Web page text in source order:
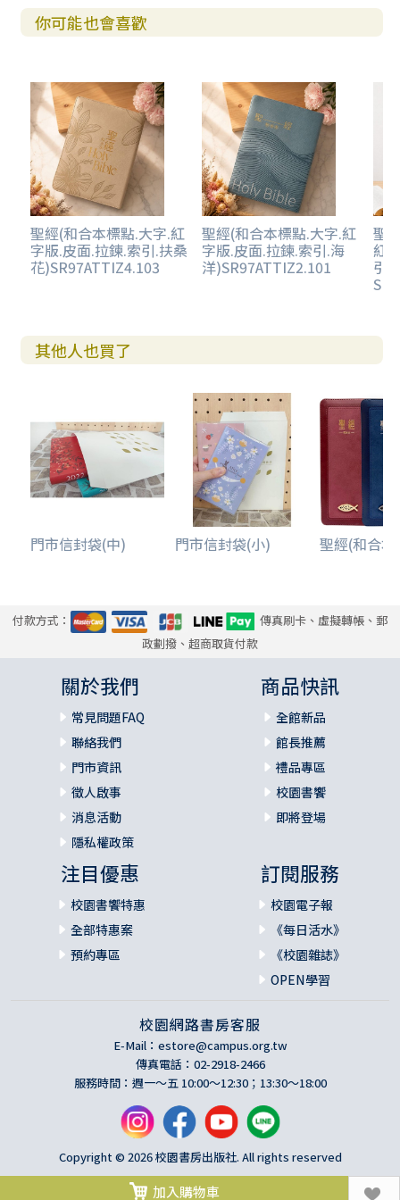
你可能也會喜歡
聖經(和合本標點.大字.紅
字版.皮面.拉鍊.索引.扶桑
花)SR97ATTIZ4.103
聖經(和合本標點.大字.紅
字版.皮面.拉鍊.索引.海
洋)SR97ATTIZ2.101
聖
紅
引.
其他人也買了
門市信封袋(中) 門市信封袋(小) 聖經(和合本
付款方式：
傳真刷卡、虛擬轉帳、郵
政劃撥、超商取貨付款
關於我們
常見問題FAQ
聯絡我們
門市資訊
徵人啟事
消息活動
隱私權政策
商品快訊
全館新品
館長推薦
禮品專區
校園書饗
即將登場
注目優惠
校園書饗特惠
全部特惠案
預約專區
訂閱服務
校園電子報
《每日活水》
《校園雜誌》
OPEN學習
校園網路書房客服
E-Mail： estore@campus.org.tw
傳真電話：02-2918-2466
服務時間：週一～五 10:00～12:30；13:30～18:00
Copyright © 2026 校園書房出版社. All rights reserved
加入購物車